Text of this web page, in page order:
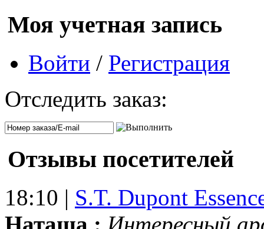
Моя учетная запись
Войти / Регистрация
Отследить заказ:
Отзывы посетителей
18:10 | S.T. Dupont
Наташа : Интересный